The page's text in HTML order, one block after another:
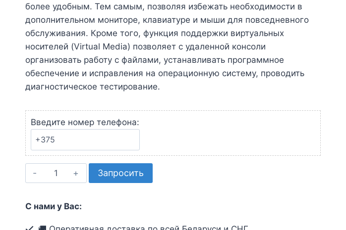
более удобным. Тем самым, позволяя избежать необходимости в
дополнительном мониторе, клавиатуре и мыши для повседневного
обслуживания. Кроме того, функция поддержки виртуальных
носителей (Virtual Media) позволяет с удаленной консоли
организовать работу с файлами, устанавливать программное
обеспечение и исправления на операционную систему, проводить
диагностическое тестирование.
Введите номер телефона:
Количество
товара
портовый,
DVI,
Запросить
С нами у Вас: